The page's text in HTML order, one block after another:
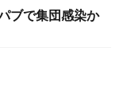
ブで集団感染か